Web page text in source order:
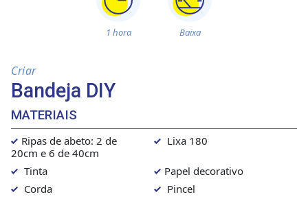
1 hora Baixa
Criar
Bandeja DIY
MATERIAIS
Ripas de abeto: 2 de
20cm e 6 de 40cm
Lixa 180
Tinta
Papel decorativo
Corda
Pincel